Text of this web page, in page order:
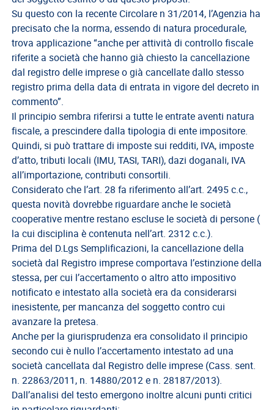
DI
CERTIFICAZIONE
EVENTI
AREA
RISERVATA
Su questo con la recente Circolare n 31/2014, l’Agenzia ha
precisato che la norma, essendo di natura procedurale,
trova applicazione “anche per attività di controllo fiscale
riferite a società che hanno già chiesto la cancellazione
dal registro delle imprese o già cancellate dallo stesso
registro prima della data di entrata in vigore del decreto in
commento”.
Il principio sembra riferirsi a tutte le entrate aventi natura
fiscale, a prescindere dalla tipologia di ente impositore.
Quindi, si può trattare di imposte sui redditi, IVA, imposte
d’atto, tributi locali (IMU, TASI, TARI), dazi doganali, IVA
all’importazione, contributi consortili.
Considerato che l’art. 28 fa riferimento all’art. 2495 c.c.,
questa novità dovrebbe riguardare anche le società
cooperative mentre restano escluse le società di persone (
la cui disciplina è contenuta nell’art. 2312 c.c.).
Prima del D.Lgs Semplificazioni, la cancellazione della
società dal Registro imprese comportava l’estinzione della
stessa, per cui l’accertamento o altro atto impositivo
notificato e intestato alla società era da considerarsi
inesistente, per mancanza del soggetto contro cui
avanzare la pretesa.
Anche per la giurisprudenza era consolidato il principio
secondo cui è nullo l’accertamento intestato ad una
società cancellata dal Registro delle imprese (Cass. sent.
n. 22863/2011, n. 14880/2012 e n. 28187/2013).
Dall’analisi del testo emergono inoltre alcuni punti critici